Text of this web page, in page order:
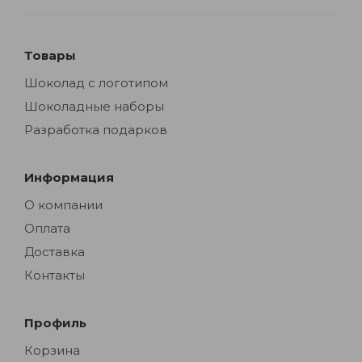
Товары
Шоколад с логотипом
Шоколадные наборы
Разработка подарков
Информация
О компании
Оплата
Доставка
Контакты
Профиль
Корзина